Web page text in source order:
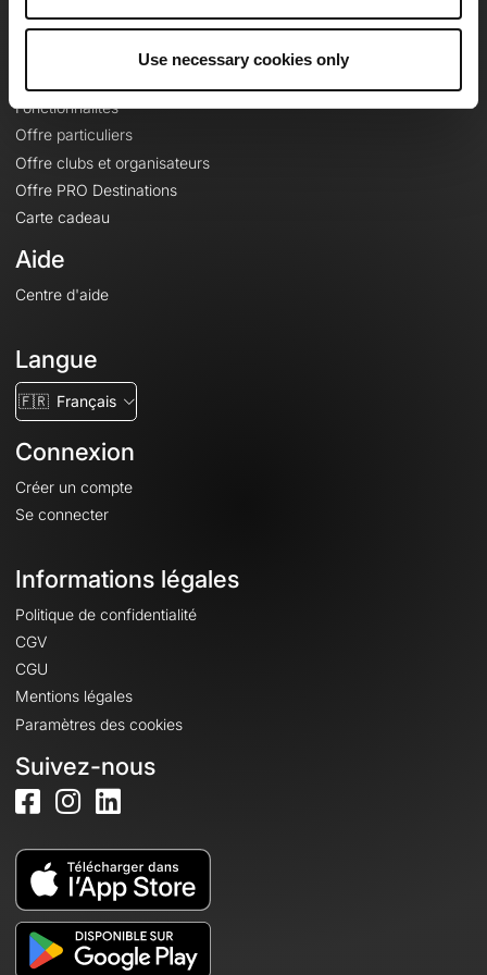
Use necessary cookies only
Fonctionnalités
Offre particuliers
Offre clubs et organisateurs
Offre PRO Destinations
Carte cadeau
Aide
Centre d'aide
Langue
🇫🇷 Français
Connexion
Créer un compte
Se connecter
Informations légales
Politique de confidentialité
CGV
CGU
Mentions légales
Paramètres des cookies
Suivez-nous